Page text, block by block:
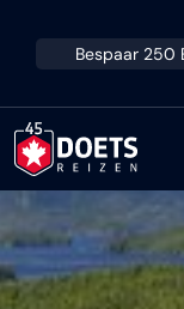
Bespaar 250